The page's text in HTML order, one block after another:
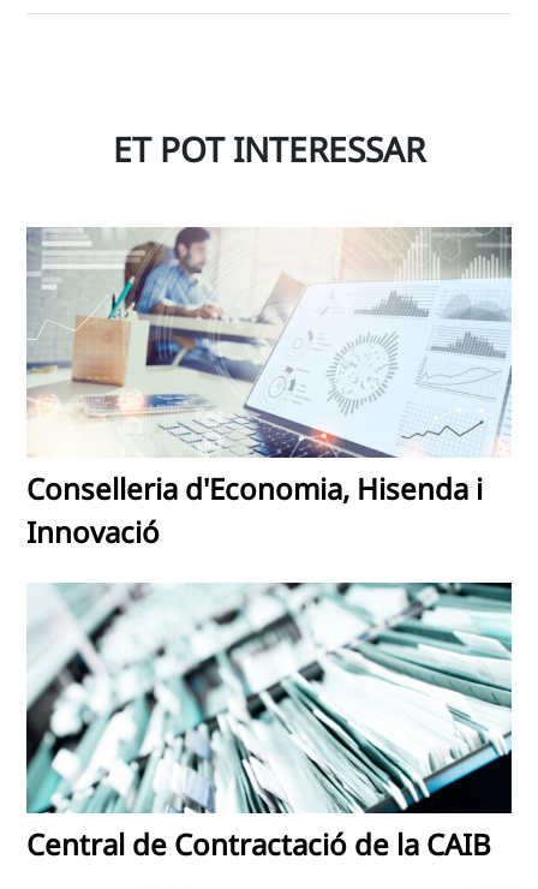
ET POT INTERESSAR
Conselleria d'Economia, Hisenda i
Innovació
Central de Contractació de la CAIB